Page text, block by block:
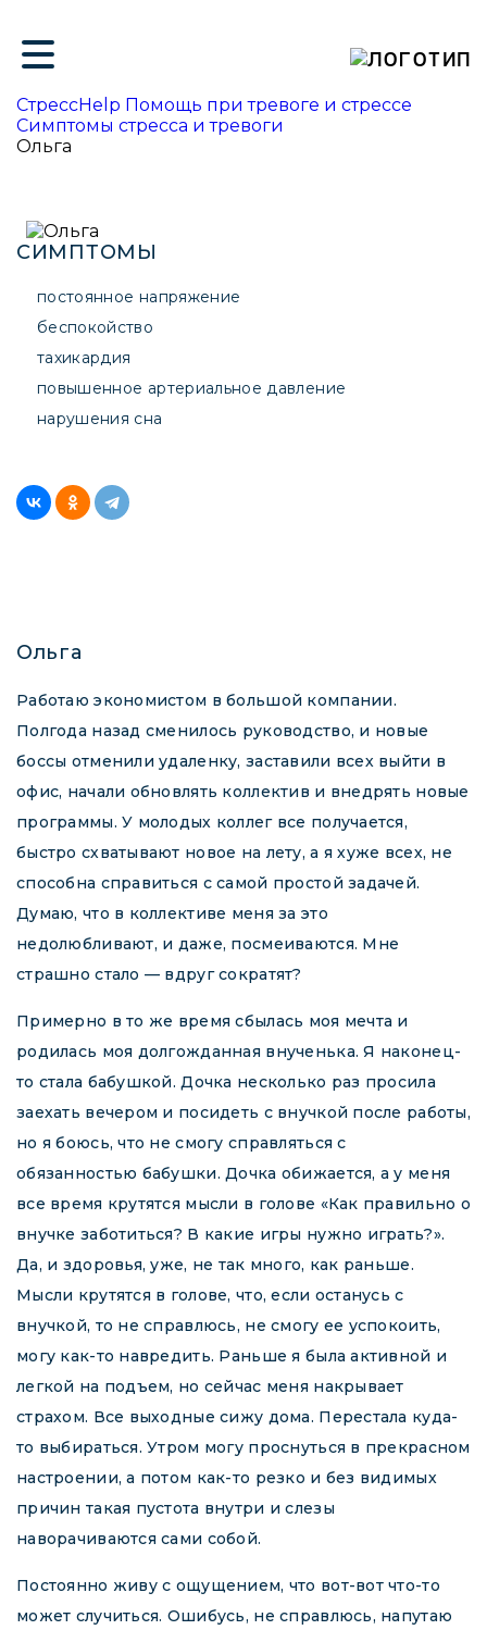
СтрессHelp Помощь при тревоге и стрессе
Симптомы стресса и тревоги
Ольга
СИМПТОМЫ
постоянное напряжение
беспокойство
тахикардия
повышенное артериальное давление
нарушения сна
Ольга
Работаю экономистом в большой компании.
Полгода назад сменилось руководство, и новые
боссы отменили удаленку, заставили всех выйти в
офис, начали обновлять коллектив и внедрять новые
программы. У молодых коллег все получается,
быстро схватывают новое на лету, а я хуже всех, не
способна справиться с самой простой задачей.
Думаю, что в коллективе меня за это
недолюбливают, и даже, посмеиваются. Мне
страшно стало — вдруг сократят?
Примерно в то же время сбылась моя мечта и
родилась моя долгожданная внученька. Я наконец-
то стала бабушкой. Дочка несколько раз просила
заехать вечером и посидеть с внучкой после работы,
но я боюсь, что не смогу справляться с
обязанностью бабушки. Дочка обижается, а у меня
все время крутятся мысли в голове «Как правильно о
внучке заботиться? В какие игры нужно играть?».
Да, и здоровья, уже, не так много, как раньше.
Мысли крутятся в голове, что, если останусь с
внучкой, то не справлюсь, не смогу ее успокоить,
могу как-то навредить. Раньше я была активной и
легкой на подъем, но сейчас меня накрывает
страхом. Все выходные сижу дома. Перестала куда-
то выбираться. Утром могу проснуться в прекрасном
настроении, а потом как-то резко и без видимых
причин такая пустота внутри и слезы
наворачиваются сами собой.
Постоянно живу с ощущением, что вот-вот что-то
может случиться. Ошибусь, не справлюсь, напутаю